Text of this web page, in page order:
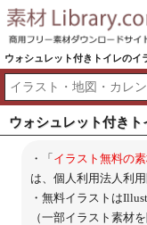
ウォシュレット付きトイレのイ
ウォシュレット付きト
・「イラスト無料の
は、個人利用法人利
・無料イラストは
（一部イラスト素材